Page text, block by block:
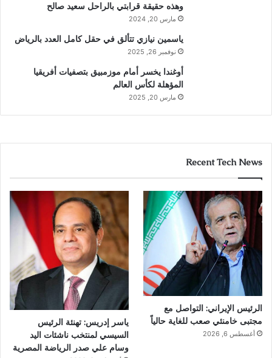
وهذه حقيقة قرابتي بالراحل سعيد صالح
مارس 20, 2024
ياسمين نيازي تتألق في حقل كامل العدد بالرياض
نوفمبر 26, 2025
أوغندا يخسر أمام موزمبيق بتصفيات أفريقيا
المؤهلة لكأس العالم
مارس 20, 2025
Recent Tech News
الرئيس الإيراني: التواصل مع
مجتبى خامنئي صعب للغاية حالياً
أغسطس 6, 2026
ياسر إدريس: تهنئة الرئيس
السيسي لمنتخب ناشئات اليد
وسام علي صدر الرياضة المصرية